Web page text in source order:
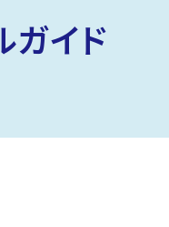
ガイド